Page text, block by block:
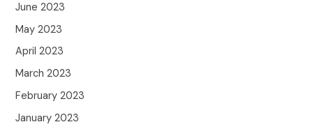
June 2023
May 2023
April 2023
March 2023
February 2023
January 2023